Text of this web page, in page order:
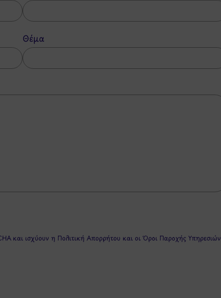
Θέμα
και ισχύουν η Πολιτική Απορρήτου και οιΌροι Παροχής Υπηρεσιών